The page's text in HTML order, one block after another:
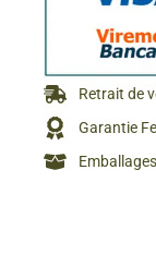
Retrait de
Garantie